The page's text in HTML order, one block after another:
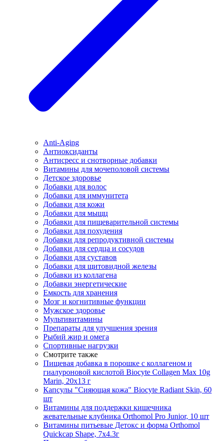
Anti-Aging
Антиоксиданты
Антисресс и снотворные добавки
Витамины для мочеполовой системы
Детское здоровье
Добавки для волос
Добавки для иммунитета
Добавки для кожи
Добавки для мыщц
Добавки для пищеварительной системы
Добавки для похудения
Добавки для репродуктивной системы
Добавки для сердца и сосудов
Добавки для суставов
Добавки для щитовидной железы
Добавки из коллагена
Добавки энергетические
Емкость для хранения
Мозг и когнитивные функции
Мужское здоровье
Мультивитамины
Препараты для улучшения зрения
Рыбий жир и омега
Спортивные нагрузки
Смотрите также
Пищевая добавка в порошке с коллагеном и
гиалуроновой кислотой Biocyte Collagen Max 10g
Marin, 20х13 г
Капсулы "Сияющая кожа" Biocyte Radiant Skin, 60
шт
Витамины для поддержки кишечника
жевательные клубника Orthomol Pro Junior, 10 шт
Витамины питьевые Детокс и форма Orthomol
Quickcap Shape, 7х4.3г